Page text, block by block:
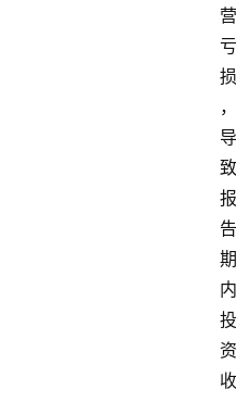
营
亏
损
，
导
致
报
告
期
内
投
资
收